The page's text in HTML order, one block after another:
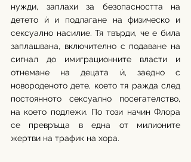
нужди, заплахи за безопасността на
детето ѝ и подлагане на физическо и
сексуално насилие. Тя твърди, че е била
заплашвана, включително с подаване на
сигнал до имиграционните власти и
отнемане на децата ѝ, заедно с
новороденото дете, което тя ражда след
постоянното сексуално посегателство,
на което подлежи. По този начин Флора
се превръща в една от милионите
жертви на трафик на хора.